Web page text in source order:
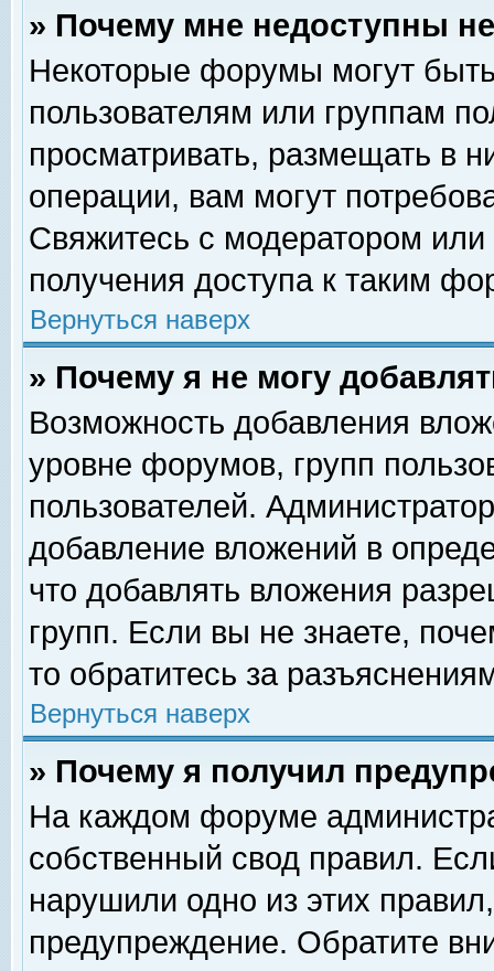
» Почему мне недоступны
Некоторые форумы могут
пользователям или группам
просматривать, размещать в
операции, вам могут
Свяжитесь с модератором
получения доступа к таким
Вернуться наверх
» Почему я не могу
Возможность добавления
уровне форумов, групп
пользователей.
добавление вложений в
что добавлять вложения
групп. Если вы не знаете,
то обратитесь за
Вернуться наверх
» Почему я получил
На каждом форуме
собственный свод правил.
нарушили одно из этих
предупреждение. Обратите